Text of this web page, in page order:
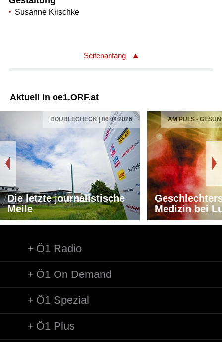
Susanne Krischke
Seitenanfang
Aktuell in oe1.ORF.at
DOUBLECHECK | 06 08 2026
Die letzte journalistische
Meile
AM PULS -
Medizin bei
Ö1 Radio
Ö1 On Demand
Ö1 Spezial
Ö1 Plus